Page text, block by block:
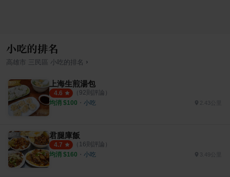
小吃的排名
高雄市 三民區 小吃 的排名 ›
上海生煎湯包
4.6 （ 92則評論）
均消 $100 ・ 小吃
君腿庫飯
4.7 （ 16則評論）
均消 $160 ・ 小吃